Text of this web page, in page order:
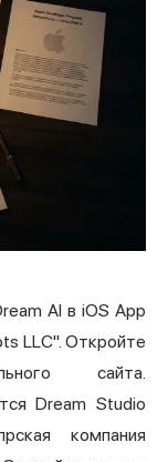
AI в iOS App
LLC". Откройте
сайта.
Dream Studio
компания